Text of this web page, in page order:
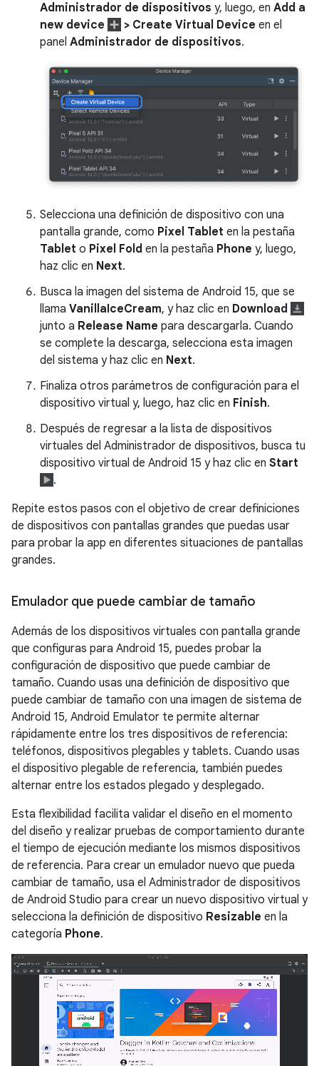
Administrador de dispositivos y, luego, en Add a
new device
> Create Virtual Device en el
panel Administrador de dispositivos.
Selecciona una definición de dispositivo con una
pantalla grande, como Pixel Tablet en la pestaña
Tablet o Pixel Fold en la pestaña Phone y, luego,
haz clic en Next.
Busca la imagen del sistema de Android 15, que se
llama VanillaIceCream, y haz clic en Download
junto a Release Name para descargarla. Cuando
se complete la descarga, selecciona esta imagen
del sistema y haz clic en Next.
Finaliza otros parámetros de configuración para el
dispositivo virtual y, luego, haz clic en Finish.
Después de regresar a la lista de dispositivos
virtuales del Administrador de dispositivos, busca tu
dispositivo virtual de Android 15 y haz clic en Start
.
Repite estos pasos con el objetivo de crear definiciones
de dispositivos con pantallas grandes que puedas usar
para probar la app en diferentes situaciones de pantallas
grandes.
Emulador que puede cambiar de tamaño
Además de los dispositivos virtuales con pantalla grande
que configuras para Android 15, puedes probar la
configuración de dispositivo que puede cambiar de
tamaño. Cuando usas una definición de dispositivo que
puede cambiar de tamaño con una imagen de sistema de
Android 15, Android Emulator te permite alternar
rápidamente entre los tres dispositivos de referencia:
teléfonos, dispositivos plegables y tablets. Cuando usas
el dispositivo plegable de referencia, también puedes
alternar entre los estados plegado y desplegado.
Esta flexibilidad facilita validar el diseño en el momento
del diseño y realizar pruebas de comportamiento durante
el tiempo de ejecución mediante los mismos dispositivos
de referencia. Para crear un emulador nuevo que pueda
cambiar de tamaño, usa el Administrador de dispositivos
de Android Studio para crear un nuevo dispositivo virtual y
selecciona la definición de dispositivo Resizable en la
categoría Phone.